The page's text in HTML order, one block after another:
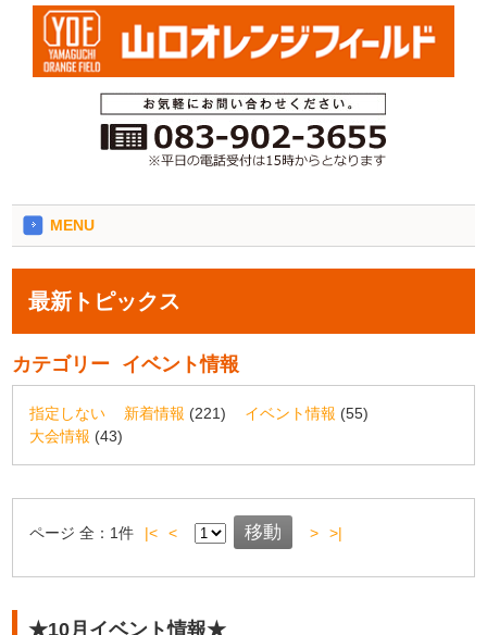
MENU
最新トピックス
カテゴリー イベント情報
指定しない 新着情報 (221) イベント情報 (55)
大会情報 (43)
ページ 全： 1件 |< < > >|
★10月イベント情報★